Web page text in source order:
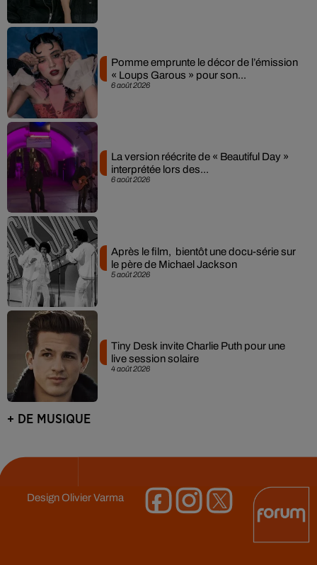
6 août 2026
Pomme emprunte le décor de l’émission
« Loups Garous » pour son...
6 août 2026
La version réécrite de « Beautiful Day »
interprétée lors des...
5 août 2026
Après le film, bientôt une docu-série sur
le père de Michael Jackson
4 août 2026
Tiny Desk invite Charlie Puth pour une
live session solaire
+ DE MUSIQUE
DesignOlivier Varma